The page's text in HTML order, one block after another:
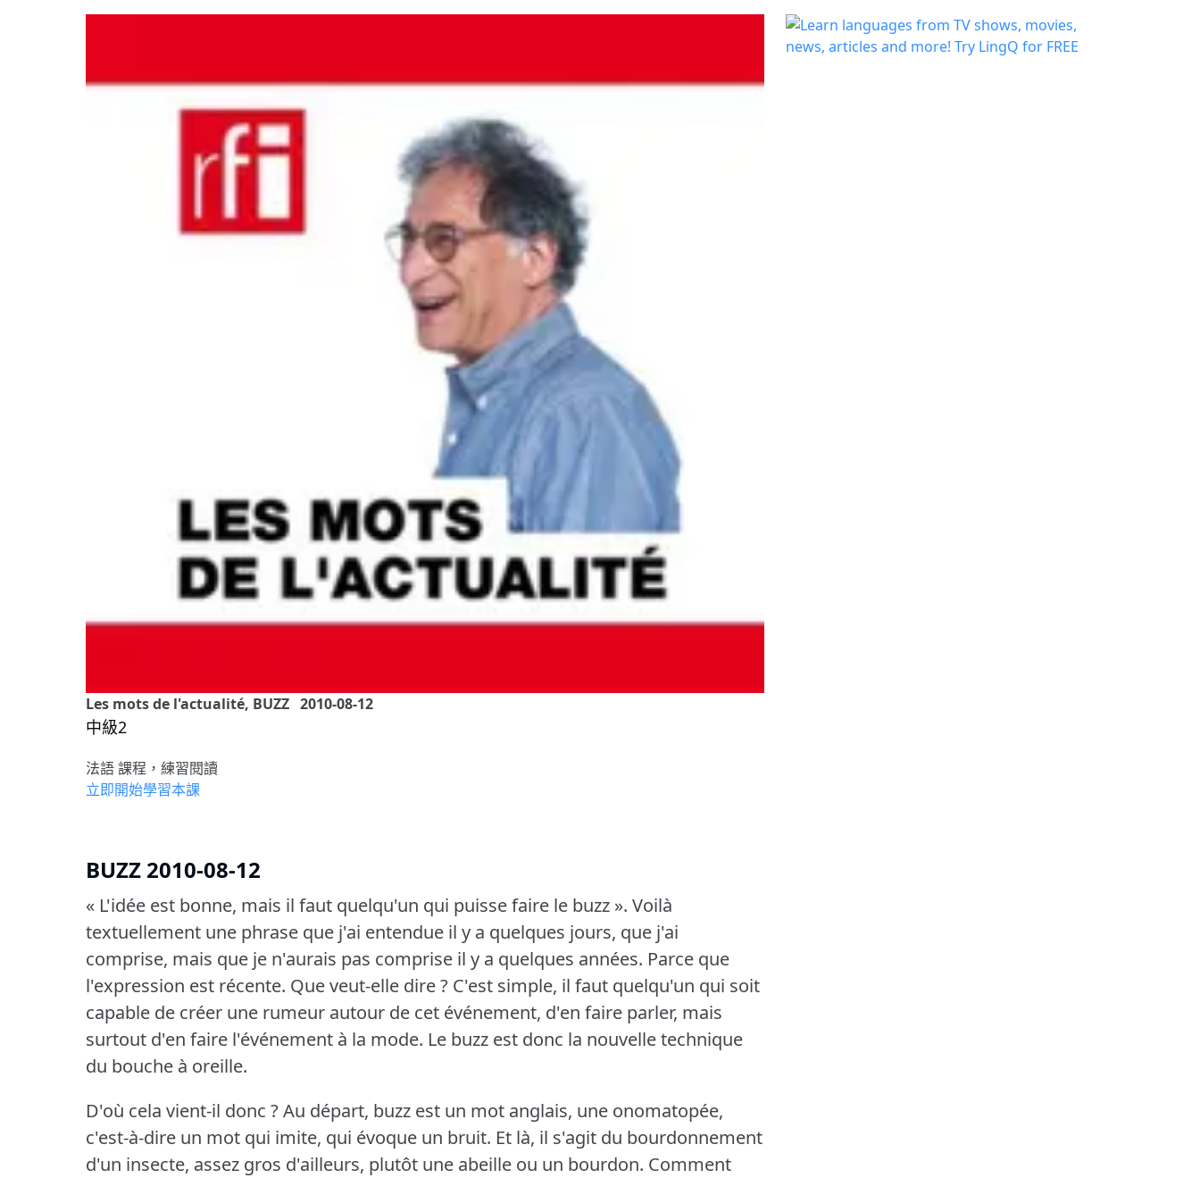
Les mots de l'actualité, BUZZ 2010-08-12
中級2
法語 課程，練習閱讀
立即開始學習本課
BUZZ 2010-08-12
« L'idée est bonne, mais il faut quelqu'un qui puisse faire le buzz ». Voilà
textuellement une phrase que j'ai entendue il y a quelques jours, que j'ai
comprise, mais que je n'aurais pas comprise il y a quelques années. Parce que
l'expression est récente. Que veut-elle dire ? C'est simple, il faut quelqu'un qui soit
capable de créer une rumeur autour de cet événement, d'en faire parler, mais
surtout d'en faire l'événement à la mode. Le buzz est donc la nouvelle technique
du bouche à oreille.
D'où cela vient-il donc ?Au départ, buzz est un mot anglais, une onomatopée,
c'est-à-dire un mot qui imite, qui évoque un bruit. Et là, il s'agit du bourdonnement
d'un insecte, assez gros d'ailleurs, plutôt une abeille ou un bourdon. Comment